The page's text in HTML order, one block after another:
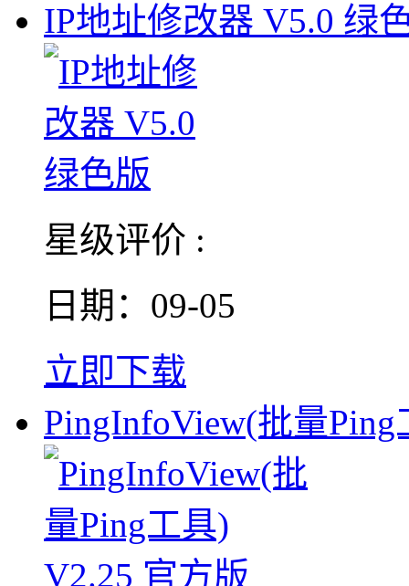
IP地址修改器 V5.0 绿
星级评价 :
日期：09-05
立即下载
PingInfoView(批量Ping